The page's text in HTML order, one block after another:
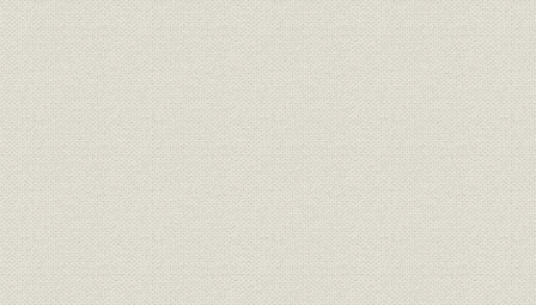
従業員 従業員数の推移 T[大正]12
財務・業績 事業成績一覧表 大正12年4
財務・業績 資産負債一覧表 大正12年4
生産
加工部門の素材別生産量と加工
単価の推移
S[昭和]23